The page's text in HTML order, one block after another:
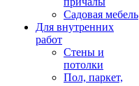
Садовая мебель
Для внутренних
работ
Стены и
потолки
Пол, паркет,